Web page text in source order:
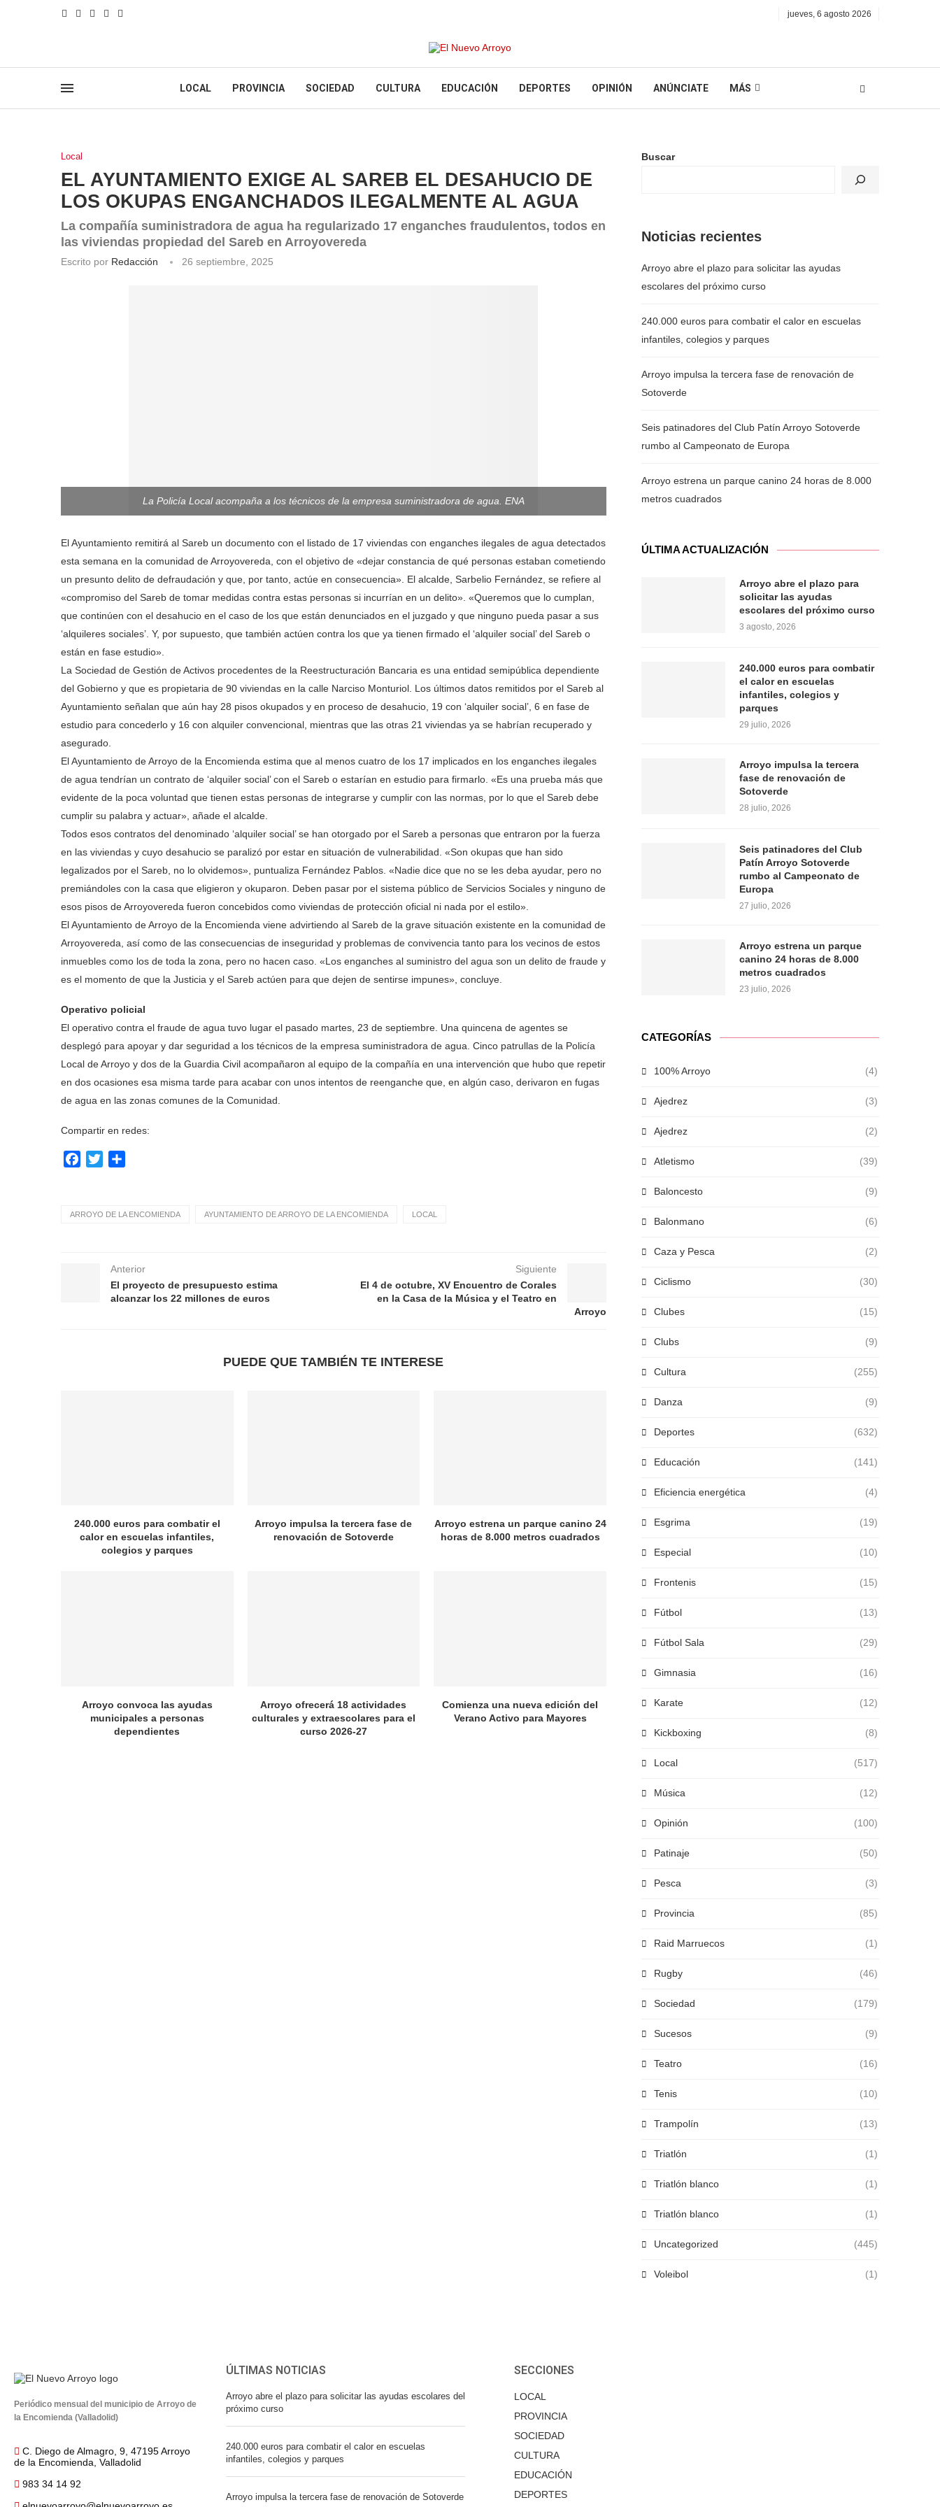
jueves, 6 agosto 2026
LOCAL PROVINCIA SOCIEDAD CULTURA EDUCACIÓN DEPORTES OPINIÓN ANÚNCIATE MÁS
Local
EL AYUNTAMIENTO EXIGE AL SAREB EL DESAHUCIO DE
LOS OKUPAS ENGANCHADOS ILEGALMENTE AL AGUA
La compañía suministradora de agua ha regularizado 17 enganches fraudulentos, todos en
las viviendas propiedad del Sareb en Arroyovereda
Escrito por Redacción 26 septiembre, 2025
La Policía Local acompaña a los técnicos de la empresa suministradora de agua. ENA
El Ayuntamiento remitirá al Sareb un documento con el listado de 17 viviendas con enganches ilegales de agua detectados
esta semana en la comunidad de Arroyovereda, con el objetivo de «dejar constancia de qué personas estaban cometiendo
un presunto delito de defraudación y que, por tanto, actúe en consecuencia». El alcalde, Sarbelio Fernández, se refiere al
«compromiso del Sareb de tomar medidas contra estas personas si incurrían en un delito». «Queremos que lo cumplan,
que continúen con el desahucio en el caso de los que están denunciados en el juzgado y que ninguno pueda pasar a sus
‘alquileres sociales’. Y, por supuesto, que también actúen contra los que ya tienen firmado el ‘alquiler social’ del Sareb o
están en fase estudio».
La Sociedad de Gestión de Activos procedentes de la Reestructuración Bancaria es una entidad semipública dependiente
del Gobierno y que es propietaria de 90 viviendas en la calle Narciso Monturiol. Los últimos datos remitidos por el Sareb al
Ayuntamiento señalan que aún hay 28 pisos okupados y en proceso de desahucio, 19 con ‘alquiler social’, 6 en fase de
estudio para concederlo y 16 con alquiler convencional, mientras que las otras 21 viviendas ya se habrían recuperado y
asegurado.
El Ayuntamiento de Arroyo de la Encomienda estima que al menos cuatro de los 17 implicados en los enganches ilegales
de agua tendrían un contrato de ‘alquiler social’ con el Sareb o estarían en estudio para firmarlo. «Es una prueba más que
evidente de la poca voluntad que tienen estas personas de integrarse y cumplir con las normas, por lo que el Sareb debe
cumplir su palabra y actuar», añade el alcalde.
Todos esos contratos del denominado ‘alquiler social’ se han otorgado por el Sareb a personas que entraron por la fuerza
en las viviendas y cuyo desahucio se paralizó por estar en situación de vulnerabilidad. «Son okupas que han sido
legalizados por el Sareb, no lo olvidemos», puntualiza Fernández Pablos. «Nadie dice que no se les deba ayudar, pero no
premiándoles con la casa que eligieron y okuparon. Deben pasar por el sistema público de Servicios Sociales y ninguno de
esos pisos de Arroyovereda fueron concebidos como viviendas de protección oficial ni nada por el estilo».
El Ayuntamiento de Arroyo de la Encomienda viene advirtiendo al Sareb de la grave situación existente en la comunidad de
Arroyovereda, así como de las consecuencias de inseguridad y problemas de convivencia tanto para los vecinos de estos
inmuebles como los de toda la zona, pero no hacen caso. «Los enganches al suministro del agua son un delito de fraude y
es el momento de que la Justicia y el Sareb actúen para que dejen de sentirse impunes», concluye.
Operativo policial
El operativo contra el fraude de agua tuvo lugar el pasado martes, 23 de septiembre. Una quincena de agentes se
desplegó para apoyar y dar seguridad a los técnicos de la empresa suministradora de agua. Cinco patrullas de la Policía
Local de Arroyo y dos de la Guardia Civil acompañaron al equipo de la compañía en una intervención que hubo que repetir
en dos ocasiones esa misma tarde para acabar con unos intentos de reenganche que, en algún caso, derivaron en fugas
de agua en las zonas comunes de la Comunidad.
Compartir en redes:
Facebook
Twitter
ARROYO DE LA ENCOMIENDA AYUNTAMIENTO DE ARROYO DE LA ENCOMIENDA LOCAL
Anterior
El proyecto de presupuesto estima
alcanzar los 22 millones de euros
Siguiente
El 4 de octubre, XV Encuentro de Corales
en la Casa de la Música y el Teatro en
Arroyo
PUEDE QUE TAMBIÉN TE INTERESE
240.000 euros para combatir el
calor en escuelas infantiles,
colegios y parques
Arroyo impulsa la tercera fase de
renovación de Sotoverde
Arroyo estrena un parque canino 24
horas de 8.000 metros cuadrados
Arroyo convoca las ayudas
municipales a personas
dependientes
Arroyo ofrecerá 18 actividades
culturales y extraescolares para el
curso 2026-27
Comienza una nueva edición del
Verano Activo para Mayores
Buscar
Noticias recientes
Arroyo abre el plazo para solicitar las ayudas
escolares del próximo curso
240.000 euros para combatir el calor en escuelas
infantiles, colegios y parques
Arroyo impulsa la tercera fase de renovación de
Sotoverde
Seis patinadores del Club Patín Arroyo Sotoverde
rumbo al Campeonato de Europa
Arroyo estrena un parque canino 24 horas de 8.000
metros cuadrados
ÚLTIMA ACTUALIZACIÓN
Arroyo abre el plazo para
solicitar las ayudas
escolares del próximo curso
3 agosto, 2026
240.000 euros para combatir
el calor en escuelas
infantiles, colegios y
parques
29 julio, 2026
Arroyo impulsa la tercera
fase de renovación de
Sotoverde
28 julio, 2026
Seis patinadores del Club
Patín Arroyo Sotoverde
rumbo al Campeonato de
Europa
27 julio, 2026
Arroyo estrena un parque
canino 24 horas de 8.000
metros cuadrados
23 julio, 2026
CATEGORÍAS
100% Arroyo (4)
Ajedrez (3)
Ajedrez (2)
Atletismo (39)
Baloncesto (9)
Balonmano (6)
Caza y Pesca (2)
Ciclismo (30)
Clubes (15)
Clubs (9)
Cultura (255)
Danza (9)
Deportes (632)
Educación (141)
Eficiencia energética (4)
Esgrima (19)
Especial (10)
Frontenis (15)
Fútbol (13)
Fútbol Sala (29)
Gimnasia (16)
Karate (12)
Kickboxing (8)
Local (517)
Música (12)
Opinión (100)
Patinaje (50)
Pesca (3)
Provincia (85)
Raid Marruecos (1)
Rugby (46)
Sociedad (179)
Sucesos (9)
Teatro (16)
Tenis (10)
Trampolín (13)
Triatlón (1)
Triatlón blanco (1)
Triatlón blanco (1)
Uncategorized (445)
Voleibol (1)
Periódico mensual del municipio de Arroyo de
la Encomienda (Valladolid)
C. Diego de Almagro, 9, 47195 Arroyo
de la Encomienda, Valladolid
983 34 14 92
ÚLTIMAS NOTICIAS
Arroyo abre el plazo para solicitar las ayudas escolares del
próximo curso
240.000 euros para combatir el calor en escuelas
infantiles, colegios y parques
Arroyo impulsa la tercera fase de renovación de Sotoverde
SECCIONES
LOCAL
PROVINCIA
SOCIEDAD
CULTURA
EDUCACIÓN
DEPORTES